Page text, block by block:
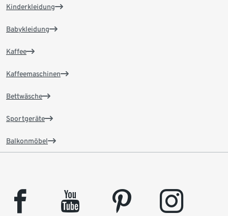
Kinderkleidung
Babykleidung
Kaffee
Kaffeemaschinen
Bettwäsche
Sportgeräte
Balkonmöbel
facebook youtube pinterest instagram